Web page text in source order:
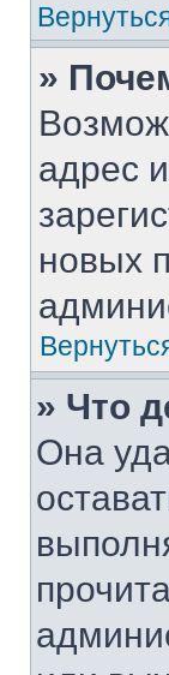
»
адрес
новых
» Что
Она